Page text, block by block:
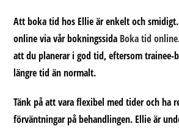
Att boka tid hos Ellie är enkelt och
online via vår bokningssida Boka tid online
att du planerar i god tid, eftersom trainee-
längre tid än normalt.
Tänk på att vara flexibel med tider och ha
förväntningar på behandlingen. Ellie är